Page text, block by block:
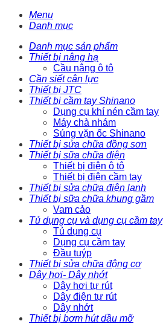
Menu
Danh mục
Danh mục sản phẩm
Thiết bị nâng hạ
Cầu nâng ô tô
Cần siết cân lực
Thiết bị JTC
Thiết bị cầm tay Shinano
Dụng cụ khí nén cầm tay
Máy chà nhám
Súng vặn ốc Shinano
Thiết bị sửa chữa đồng sơn
Thiết bị sữa chữa điện
Thiết bị điện ô tô
Thiết bị điện cầm tay
Thiết bị sửa chữa điện lạnh
Thiết bị sữa chữa khung gầm
Vam cảo
Tủ dụng cụ và dụng cụ cầm tay
Tủ dụng cụ
Dụng cụ cầm tay
Đầu tuýp
Thiết bị sửa chữa động cơ
Dây hơi- Dây nhớt
Dây hơi tự rút
Dây điện tự rút
Dây nhớt
Thiết bị bơm hút dầu mỡ